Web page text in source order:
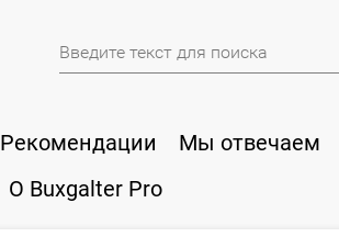
Рекомендации Мы отвечаем
О Buxgalter Pro